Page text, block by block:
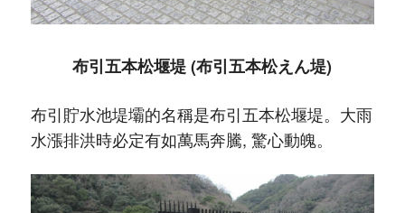
布引五本松堰堤 (布引五本松えん堤)
布引貯水池堤壩的名稱是布引五本松堰堤。大雨
水漲排洪時必定有如萬馬奔騰, 驚心動魄。